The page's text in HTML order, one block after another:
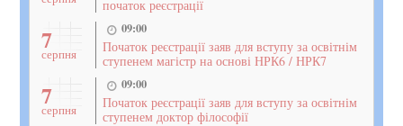
початок реєстрації
7
серпня
09:00
Початок реєстрації заяв для вступу за освітнім
ступенем магістр на основі НРК6 / НРК7
7
серпня
09:00
Початок реєстрації заяв для вступу за освітнім
ступенем доктор філософії